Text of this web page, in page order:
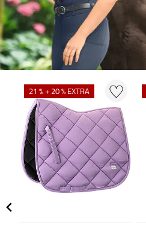
21 % + 20 % EXTRA